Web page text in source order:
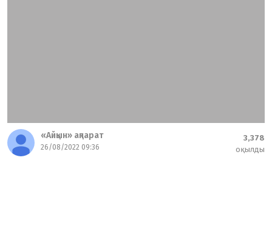
«Айқын» ақпарат
26/08/2022 09:36
3,378
оқылды